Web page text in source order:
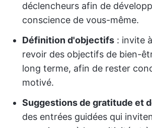
déclencheurs afin de
conscience de vous-même.
Définition d'objectifs : invite
revoir des objectifs de bien-
long terme, afin de rester
motivé.
Suggestions de gratitude et
des entrées guidées qui